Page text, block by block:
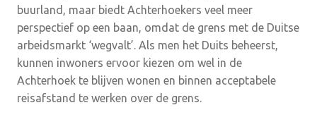
buurland, maar biedt Achterhoekers veel meer
perspectief op een baan, omdat de grens met de Duitse
arbeidsmarkt ‘wegvalt’. Als men het Duits beheerst,
kunnen inwoners ervoor kiezen om wel in de
Achterhoek te blijven wonen en binnen acceptabele
reisafstand te werken over de grens.